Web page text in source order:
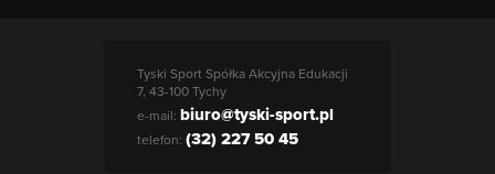
Tyski Sport Spółka Akcyjna Edukacji
7, 43-100 Tychy
e-mail: biuro@tyski-sport.pl
telefon: (32) 227 50 45